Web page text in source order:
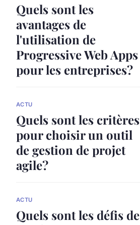
Quels sont les
avantages de
l'utilisation de
Progressive Web Apps
pour les entreprises?
ACTU
Quels sont les critères
pour choisir un outil
de gestion de projet
agile?
ACTU
Quels sont les défis de